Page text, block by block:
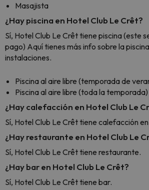
Masajista
¿Hay piscina en Hotel Club Le Crêt?
Sí, Hotel Club Le Crêt tiene piscina (este
pago) Aquí tienes más info sobre la
instalaciones.
Piscina al aire libre (temporada de
Piscina al aire libre (toda la temporada)
¿Hay calefacción en Hotel Club Le
Sí, Hotel Club Le Crêt tiene calefacción
¿Hay restaurante en Hotel Club Le
Sí, Hotel Club Le Crêt tiene restaurante.
¿Hay bar en Hotel Club Le Crêt?
Sí, Hotel Club Le Crêt tiene bar.